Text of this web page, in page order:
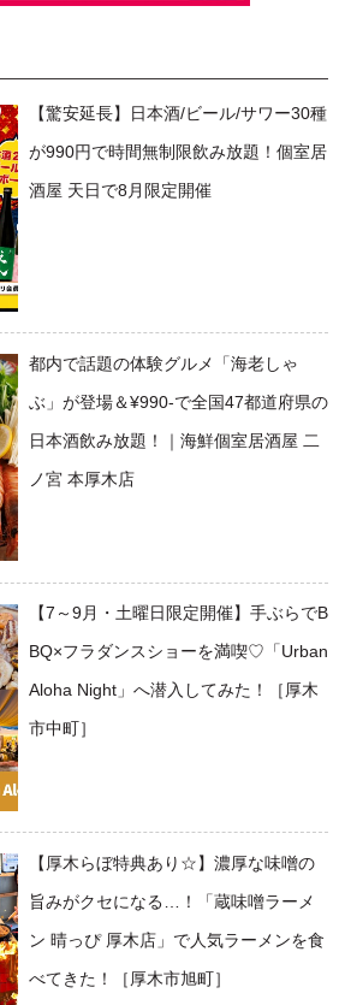
【驚安延長】日本酒/ビール/サワー30種
が990円で時間無制限飲み放題！個室居
酒屋 天日で8月限定開催
都内で話題の体験グルメ「海老しゃ
ぶ」が登場＆¥990-で全国47都道府県の
日本酒飲み放題！｜海鮮個室居酒屋 二
ノ宮 本厚木店
【7～9月・土曜日限定開催】手ぶらでB
BQ×フラダンスショーを満喫♡「Urban
Aloha Night」へ潜入してみた！［厚木
市中町］
【厚木らぼ特典あり☆】濃厚な味噌の
旨みがクセになる…！「蔵味噌ラーメ
ン 晴っぴ 厚木店」で人気ラーメンを食
べてきた！［厚木市旭町］